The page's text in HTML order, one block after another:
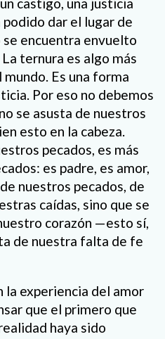
castigo, una justicia
dar el lugar de
se encuentra envuelto
ternura es algo más
Es una forma
Por eso no debemos
se asusta de nuestros
esto en la cabeza.
pecados, es más
es padre, es amor,
nuestros pecados, de
caídas, sino que se
corazón —esto sí,
de nuestra falta de fe
la experiencia del amor
que el primero que
haya sido